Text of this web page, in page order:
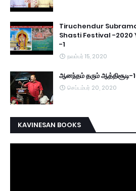
Tiruchendur
Shasti Festival -2020
-1
நவம்பர் 15, 2020
ஆனந்தம் தரும் ஆத்திசூடி-
செப்டம்பர் 20, 2020
KAVINESAN BOOKS